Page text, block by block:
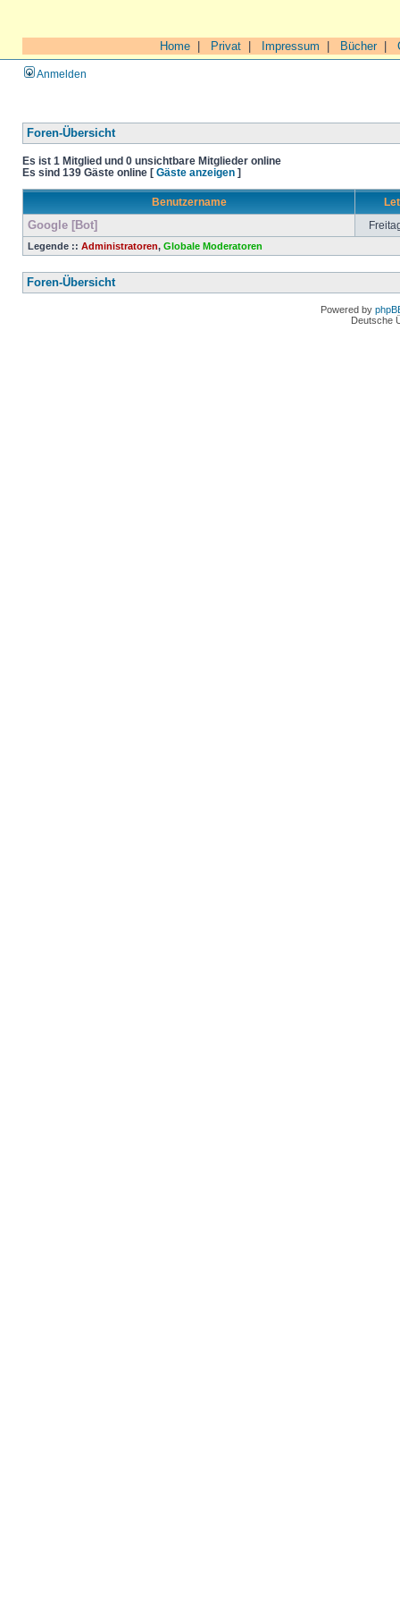
Home Privat Impressum Bücher|
Anmelden
Foren-Übersicht
Es ist 1 Mitglied und 0 unsichtbare Mitglieder online
Es sind 139 Gäste online [ Gäste anzeigen ]
Benutzername
Google [Bot]
Legende :: Administratoren, Globale Moderatoren
Foren-Übersicht
Powered by
Deutsche